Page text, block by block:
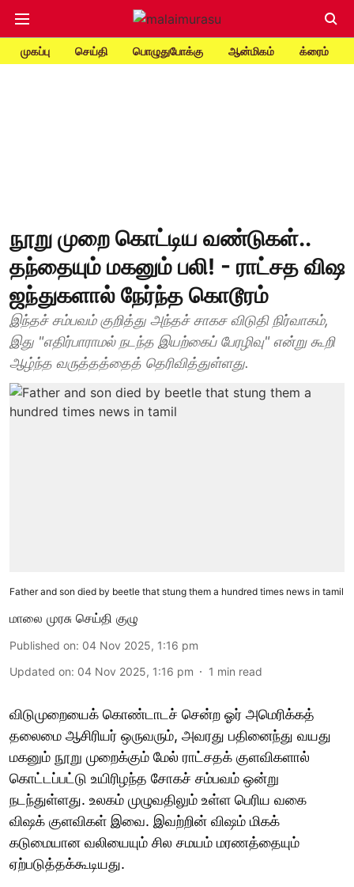
முகப்பு செய்தி பொழுதுபோக்கு ஆன்மிகம் க்ரைம்
நூறு முறை கொட்டிய வண்டுகள்..
தந்தையும் மகனும் பலி! - ராட்சத விஷ
ஜந்துகளால் நேர்ந்த கொடூரம்
இந்தச் சம்பவம் குறித்து அந்தச் சாகச விடுதி நிர்வாகம்,
இது "எதிர்பாராமல் நடந்த இயற்கைப் பேரழிவு" என்று கூறி
ஆழ்ந்த வருத்தத்தைத் தெரிவித்துள்ளது.
Father and son died by beetle that stung them a hundred times news in tamil
மாலை முரசு செய்தி குழு
Published on: 04 Nov 2025, 1:16 pm
Updated on: 04 Nov 2025, 1:16 pm 1 min read
விடுமுறையைக் கொண்டாடச் சென்ற ஓர் அமெரிக்கத்
தலைமை ஆசிரியர் ஒருவரும், அவரது பதினைந்து வயது
மகனும் நூறு முறைக்கும் மேல் ராட்சதக் குளவிகளால்
கொட்டப்பட்டு உயிரிழந்த சோகச் சம்பவம் ஒன்று
நடந்துள்ளது. உலகம் முழுவதிலும் உள்ள பெரிய வகை
விஷக் குளவிகள் இவை. இவற்றின் விஷம் மிகக்
கடுமையான வலியையும் சில சமயம் மரணத்தையும்
ஏற்படுத்தக்கூடியது.